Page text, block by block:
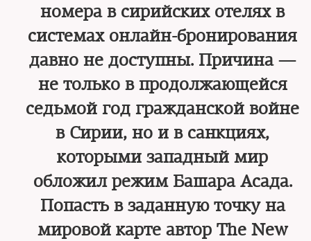
номера в сирийских отелях в
системах онлайн-бронирования
давно не доступны. Причина —
не только в продолжающейся
седьмой год гражданской войне
в Сирии, но и в санкциях,
которыми западный мир
обложил режим Башара Асада.
Попасть в заданную точку на
мировой карте автор The New